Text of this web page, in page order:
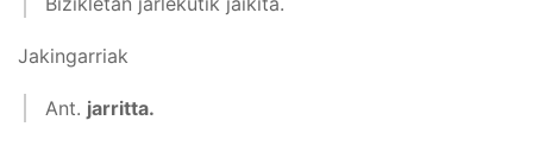
Jakingarriak
Ant. jarritta.